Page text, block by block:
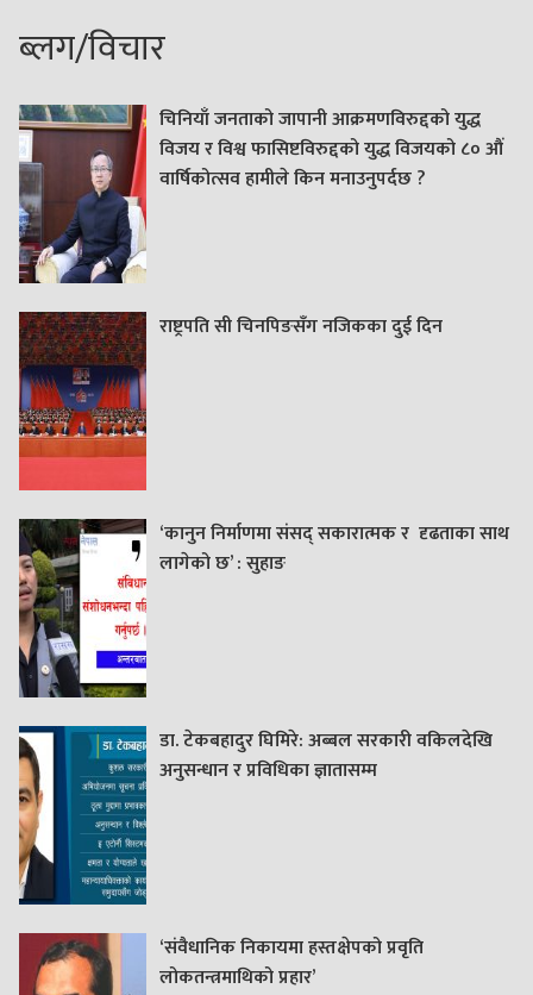
ब्लग/विचार
चिनियाँ जनताको जापानी आक्रमणविरुद्दको युद्ध
विजय र विश्व फासिष्टविरुद्दको युद्ध विजयको ८० औं
वार्षिकोत्सव हामीले किन मनाउनुपर्दछ ?
राष्ट्रपति सी चिनपिङसँग नजिकका दुई दिन
‘कानुन निर्माणमा संसद् सकारात्मक र दृढताका साथ
लागेको छ’ : सुहाङ
डा. टेकबहादुर घिमिरे: अब्बल सरकारी वकिलदेखि
अनुसन्धान र प्रविधिका ज्ञातासम्म
‘संवैधानिक निकायमा हस्तक्षेपको प्रवृति
लोकतन्त्रमाथिको प्रहार’